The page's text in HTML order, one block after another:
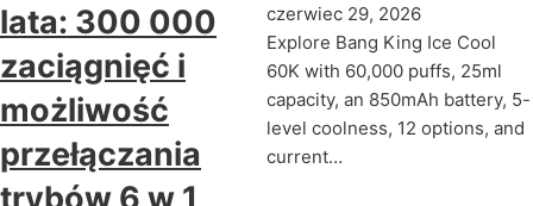
lata: 300 000
zaciągnięć i
możliwość
przełączania
czerwiec 29, 2026
Explore Bang King Ice Cool
60K with 60,000 puffs, 25ml
capacity, an 850mAh battery, 5-
level coolness, 12 options, and
current…